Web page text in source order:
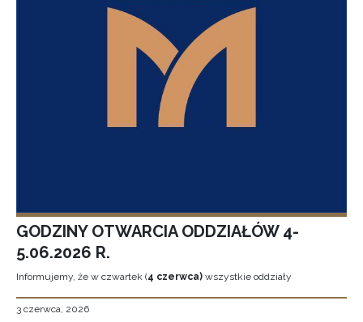
GODZINY OTWARCIA ODDZIAŁÓW 4-
5.06.2026 R.
Informujemy, że w czwartek (4 czerwca) wszystkie oddziały
3 czerwca, 2026